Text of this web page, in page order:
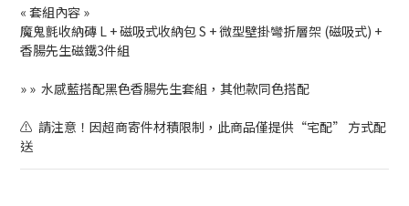
« 套組內容 »
魔鬼氈收納磚 L + 磁吸式收納包 S + 微型壁掛彎折層架 (磁吸式) +
香腸先生磁鐵3件組
» »  水感藍搭配黑色香腸先生套組，其他款同色搭配
⚠️  請注意！因超商寄件材積限制，此商品僅提供“宅配” 方式配
送